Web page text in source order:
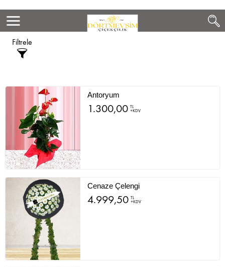
Filtrele
Antoryum
1.300,00 TL
+KDV
Cenaze Çelengi
4.999,50 TL
+KDV